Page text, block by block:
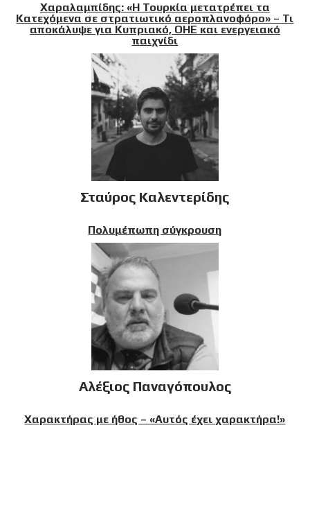
Χαραλαμπίδης: «Η Τουρκία μετατρέπει τα
Κατεχόμενα σε στρατιωτικό αεροπλανοφόρο» – Τι
αποκάλυψε για Κυπριακό, ΟΗΕ και ενεργειακό
παιχνίδι
Σταύρος Καλεντερίδης
Πολυμέπωπη σύγκρουση
Αλέξιος Παναγόπουλος
Χαρακτήρας με ήθος – «Αυτός έχει χαρακτήρα!»